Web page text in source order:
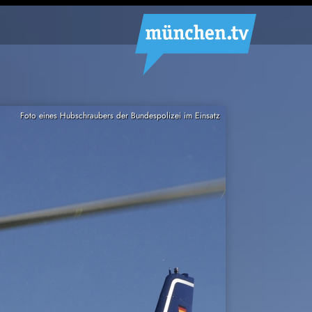
Foto eines Hubschraubers der Bundespolizei im Einsatz